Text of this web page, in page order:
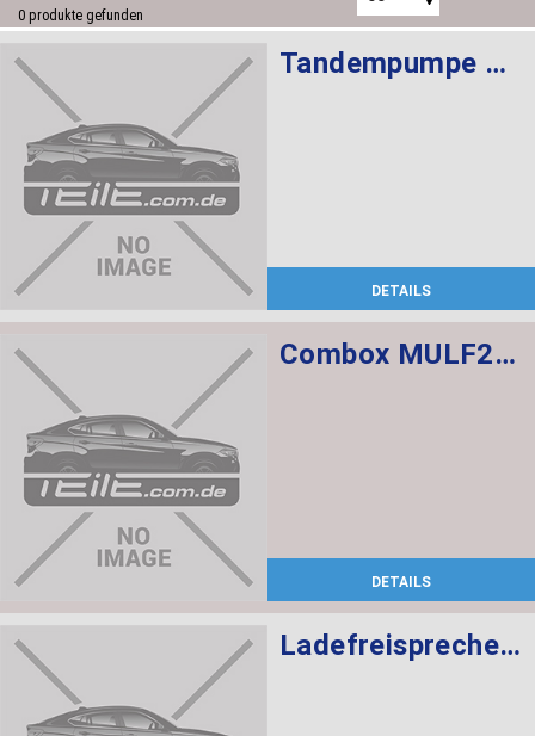
0 produkte gefunden
Tandempumpe LFR-440 LUK
DETAILS
Combox MULF2 High Basis SVS
DETAILS
Ladefreisprechelektronik High